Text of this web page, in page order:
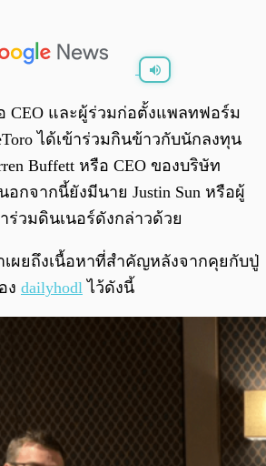
0:00
CEO และผู้ร่วมก่อตั้งแพลทฟอร์ม
ได้เข้าร่วมกินข้าวกับนักลงทุน
Buffett หรือ CEO ของบริษัท
นอกจากนี้ยังมีนาย Justin Sun หรือผู้
ร่วมดินเนอร์ดังกล่าวด้วย
เผยถึงเนื้อหาที่สำคัญหลังจากคุยกับปู่
ง dailyhodl ไว้ดังนี้